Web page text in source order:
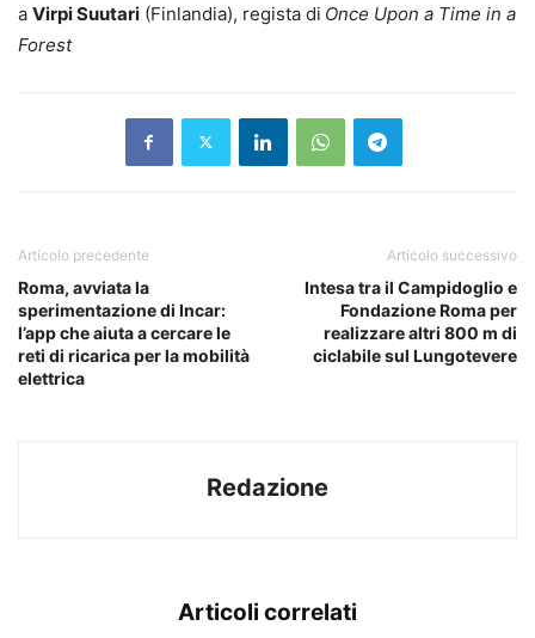
a Virpi Suutari (Finlandia), regista di Once Upon a Time in a
Forest
Articolo precedente
Roma, avviata la
sperimentazione di Incar:
l’app che aiuta a cercare le
reti di ricarica per la mobilità
elettrica
Articolo successivo
Intesa tra il Campidoglio e
Fondazione Roma per
realizzare altri 800 m di
ciclabile sul Lungotevere
Redazione
Articoli correlati